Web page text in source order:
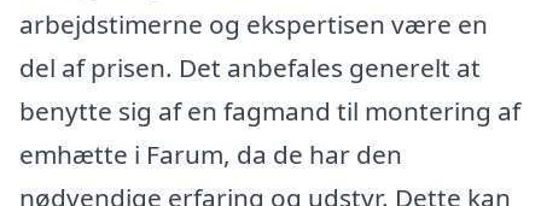
arbejdstimerne og ekspertisen være en
del af prisen. Det anbefales generelt at
benytte sig af en fagmand til montering af
emhætte i Farum, da de har den
nødvendige erfaring og udstyr. Dette kan